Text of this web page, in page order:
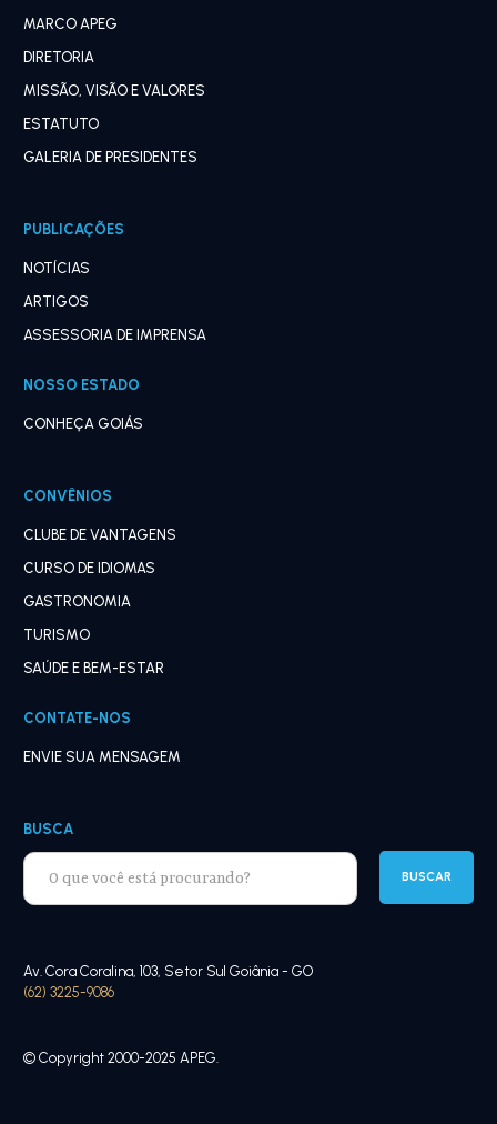
MARCO APEG
DIRETORIA
MISSÃO, VISÃO E VALORES
ESTATUTO
GALERIA DE PRESIDENTES
PUBLICAÇÕES
NOTÍCIAS
ARTIGOS
ASSESSORIA DE IMPRENSA
NOSSO ESTADO
CONHEÇA GOIÁS
CONVÊNIOS
CLUBE DE VANTAGENS
CURSO DE IDIOMAS
GASTRONOMIA
TURISMO
SAÚDE E BEM-ESTAR
CONTATE-NOS
ENVIE SUA MENSAGEM
BUSCA
Av. Cora Coralina, 103, Setor Sul Goiânia - GO
(62) 3225-9086
© Copyright 2000-2025 APEG.